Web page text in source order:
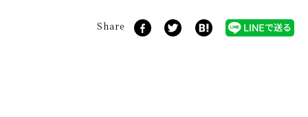
Share